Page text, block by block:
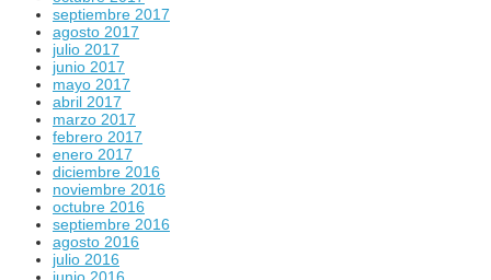
septiembre 2017
agosto 2017
julio 2017
junio 2017
mayo 2017
abril 2017
marzo 2017
febrero 2017
enero 2017
diciembre 2016
noviembre 2016
octubre 2016
septiembre 2016
agosto 2016
julio 2016